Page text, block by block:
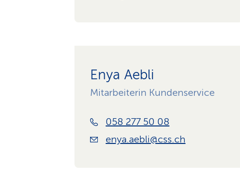
Enya Aebli
Mitarbeiterin Kundenservice
058 277 50 08
enya.aebli@css.ch